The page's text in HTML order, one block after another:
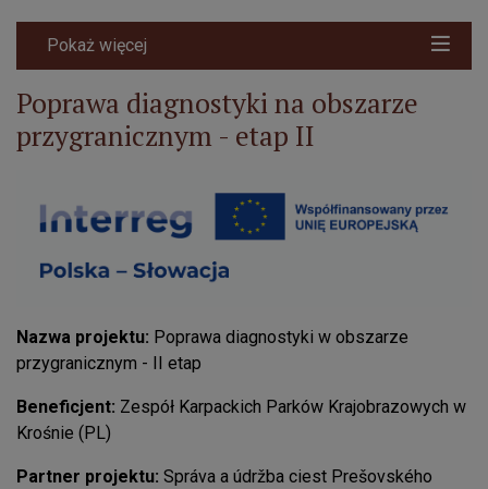
Pokaż więcej
Poprawa diagnostyki na obszarze
przygranicznym - etap II
Nazwa projektu: Poprawa diagnostyki w obszarze
przygranicznym - II etap
Beneficjent: Zespół Karpackich Parków Krajobrazowych w
Krośnie (PL)
Partner projektu: Správa a údržba ciest Prešovského